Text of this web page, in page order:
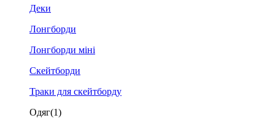
Деки
Лонгборди
Лонгборди міні
Скейтборди
Траки для скейтборду
Одяг(1)